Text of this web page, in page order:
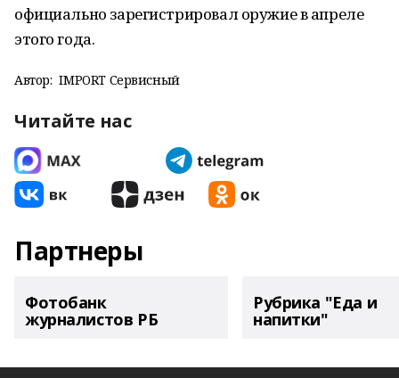
официально зарегистрировал оружие в апреле
этого года.
Автор: IMPORT Сервисный
Читайте нас
Партнеры
Фотобанк
журналистов РБ
Рубрика "Еда и
напитки"